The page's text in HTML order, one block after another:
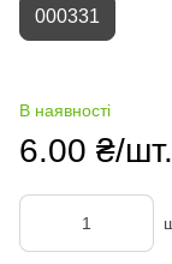
000331
В наявності
6.00 ₴/шт.